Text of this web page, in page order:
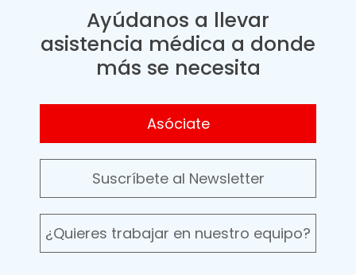
Ayúdanos a llevar
asistencia médica a donde
más se necesita
Asóciate
Suscríbete al Newsletter
¿Quieres trabajar en nuestro equipo?